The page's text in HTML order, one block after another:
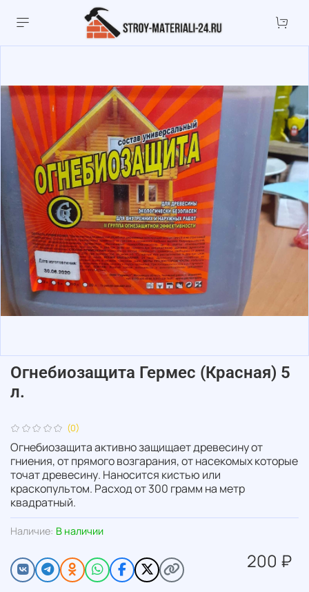
(0)
Наличие: В наличии
Огнебиозащита Гермес (Красная) 5
л.
200 ₽
Огнебиозащита активно защищает древесину от
гниения, от прямого возгарания, от насекомых которые
точат древесину. Наносится кистью или
краскопультом. Расход от 300 грамм на метр
квадратный.